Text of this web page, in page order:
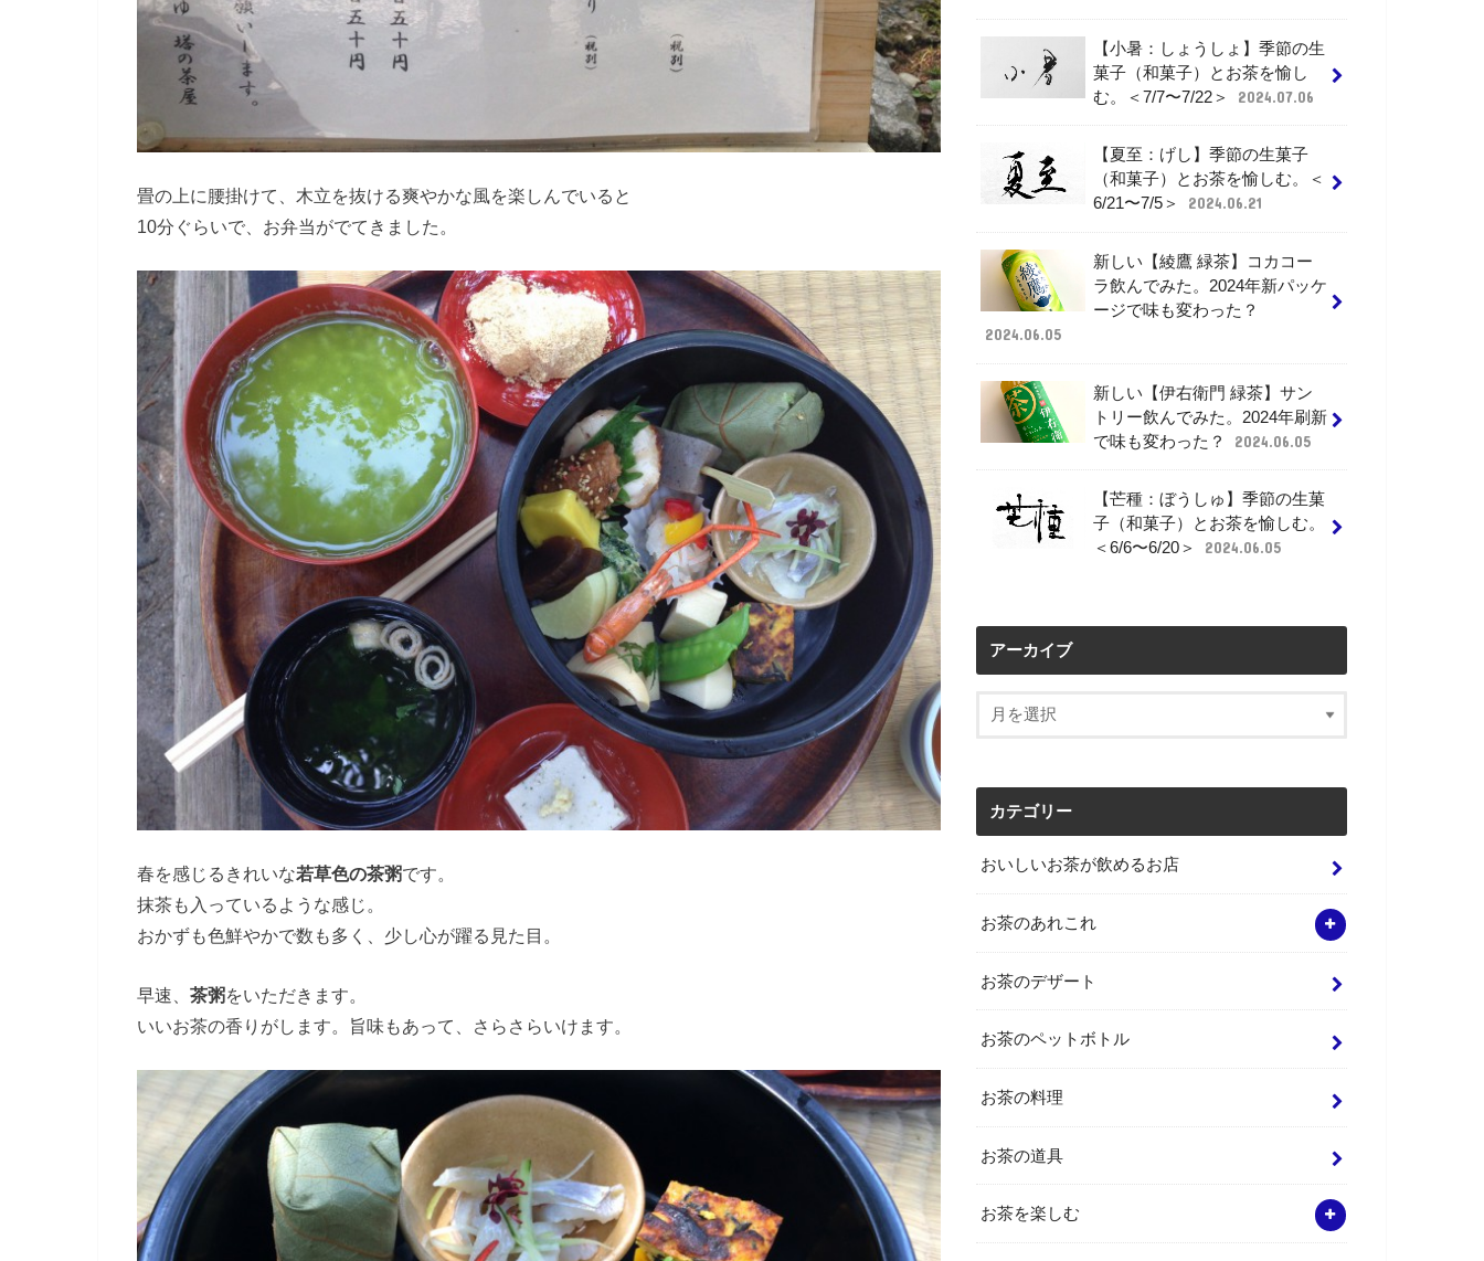
畳の上に腰掛けて、木立を抜ける爽やかな風を楽しんでいると
10分ぐらいで、お弁当がでてきました。
春を感じるきれいな若草色の茶粥です。
抹茶も入っているような感じ。
おかずも色鮮やかで数も多く、少し心が躍る見た目。
早速、 茶粥をいただきます。
いいお茶の香りがします。旨味もあって、さらさらいけます。
【小暑：しょうしょ】季節の生
菓子（和菓子）とお茶を愉し
む。＜7/7〜7/22＞
2024.07.06
【夏至：げし】季節の生菓子
（和菓子）とお茶を愉しむ。＜
6/21〜7/5＞
2024.06.21
新しい【綾鷹 緑茶】コカコー
ラ飲んでみた。2024年新パッケ
ージで味も変わった？
2024.06.05
新しい【伊右衛門 緑茶】サン
トリー飲んでみた。2024年刷新
で味も変わった？
2024.06.05
【芒種：ぼうしゅ】季節の生菓
子（和菓子）とお茶を愉しむ。
＜6/6〜6/20＞
2024.06.05
アーカイブ
カテゴリー
おいしいお茶が飲めるお店
お茶のあれこれ
お茶のデザート
お茶のペットボトル
お茶の料理
お茶の道具
お茶を楽しむ